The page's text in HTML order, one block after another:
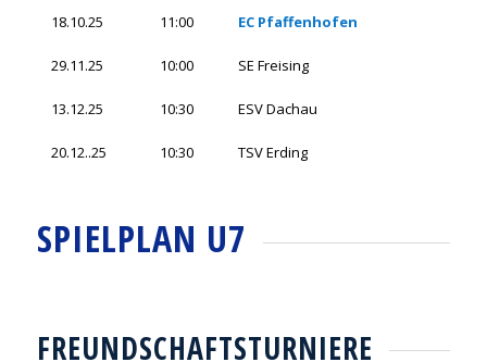
18.10.25 11:00 EC Pfaffenhofen
29.11.25 10:00 SE Freising
13.12.25 10:30 ESV Dachau
20.12..25 10:30 TSV Erding
SPIELPLAN U7
FREUNDSCHAFTSTURNIERE